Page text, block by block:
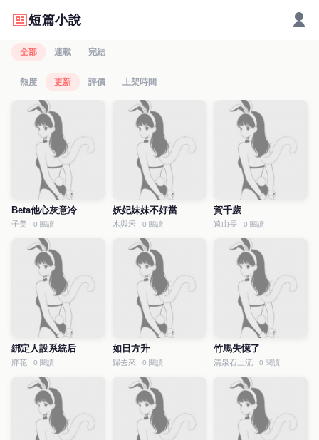
短篇小說
全部 連載 完結
熱度 更新 評價 上架時間
Beta他心灰意冷
子美 0 閱讀
妖妃妹妹不好當
木與禾 0 閱讀
賀千歲
遠山長 0 閱讀
綁定人設系統后
胖花 0 閱讀
如日方升
歸去來 0 閱讀
竹馬失憶了
清泉石上流 0 閱讀